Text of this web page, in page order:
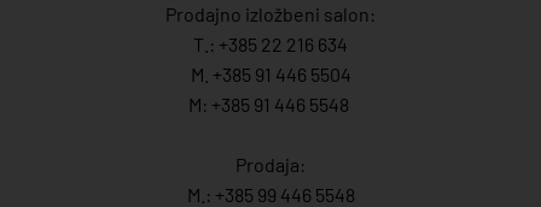
Prodajno izložbeni salon:
T.: +385 22 216 634
M. +385 91 446 5504
M: +385 91 446 5548
Prodaja:
M.: +385 99 446 5548